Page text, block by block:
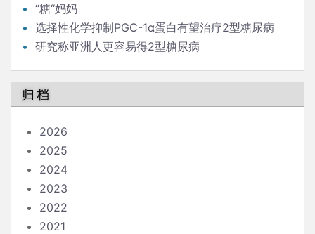
“糖“妈妈
选择性化学抑制PGC-1α蛋白有望治疗2型糖尿病
研究称亚洲人更容易得2型糖尿病
归档
2026
2025
2024
2023
2022
2021